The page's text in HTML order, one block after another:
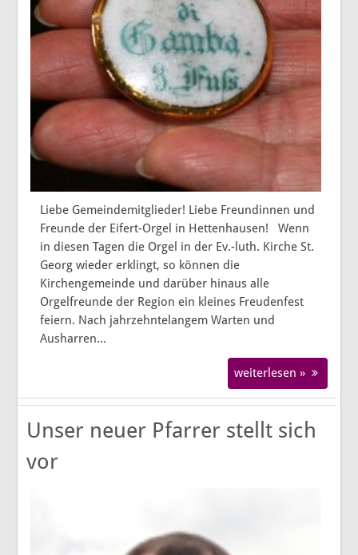
Liebe Gemeindemitglieder! Liebe Freundinnen und
Freunde der Eifert-Orgel in Hettenhausen! Wenn
in diesen Tagen die Orgel in der Ev.-luth. Kirche St.
Georg wieder erklingt, so können die
Kirchengemeinde und darüber hinaus alle
Orgelfreunde der Region ein kleines Freudenfest
feiern. Nach jahrzehntelangem Warten und
Ausharren...
weiterlesen »
Unser neuer Pfarrer stellt sich
vor